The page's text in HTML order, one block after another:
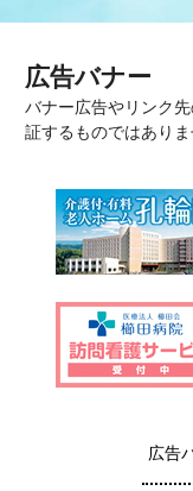
広告バナー
バナー広告やリンク
証するものではありま
広告